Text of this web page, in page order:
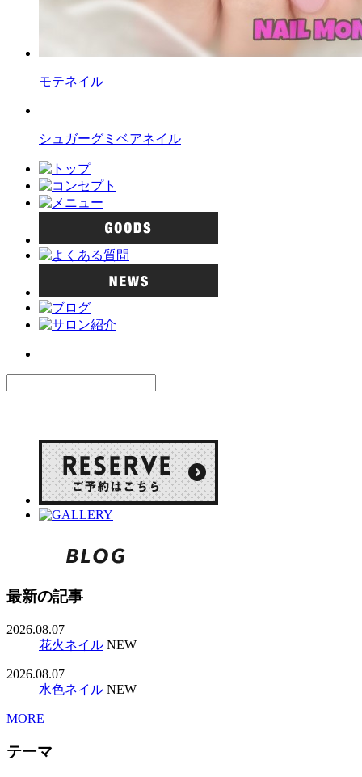
モテネイル
シュガーグミベアネイル
最新の記事
2026.08.07
花火ネイル NEW
2026.08.07
水色ネイル NEW
MORE
テーマ